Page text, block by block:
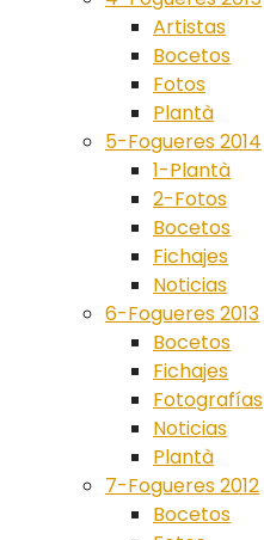
Artistas
Bocetos
Fotos
Plantà
5-Fogueres 2014
1-Plantà
2-Fotos
Bocetos
Fichajes
Noticias
6-Fogueres 2013
Bocetos
Fichajes
Fotografías
Noticias
Plantà
7-Fogueres 2012
Bocetos